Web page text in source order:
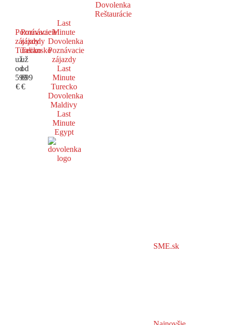
Dovolenka
Reštaurácie
Poznávacie
zájazdy
Turecko
už
od
599
€
Poznávacie
zájazdy
Taliansko
už
od
699
€
Last
Minute
Dovolenka
Poznávacie
zájazdy
Last
Minute
Turecko
Dovolenka
Maldivy
Last
Minute
Egypt
SME.sk